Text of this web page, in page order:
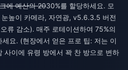
에 예산의 2030%를 할당하세요. 모
높이 카메라, 자연광, v5.6.3.5 버전
류 감소). 매주 로테이션하여 75%의
요. (현장에서 얻은 프로 팁: 저는 이
사이에 유령 방에서 꽉 찬 방으로 변하